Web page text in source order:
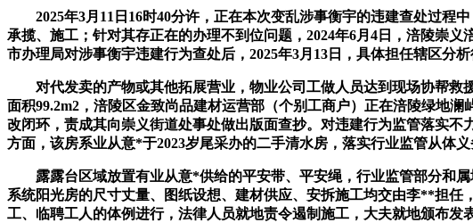
2025年3月11日16时40分许，正在本次变乱涉事衡宇的违建查处过程
承揽、施工；针对其存正在的办理不到位问题，2024年6月4日，涪陵崇
市办理局对涉事衡宇违建行为查处后，2025年3月13日，具体担任辖区分
对代发卖的产物或其他拓展营业，物业公司工做人员达到现场协帮救
面积99.2m2，涪陵区金致尚品建材运营部（个别工商户）正在涪陵绿地
改闭环，责成其向崇义街道处事处做出版面查抄。对违建行为监管落实
方面，该房系业从意*于2023岁尾采办的二手清水房，落实行业监管从体
露露台区域放置有业从意*供给的平安带、平安绳，行业监管部分和属
系统阳光房的尺寸丈量、图纸设想、建材供应、安拆施工均交由李**担
工、临聘工人的体例进行，法律人员就地责令遏制施工，大夫就地颁布